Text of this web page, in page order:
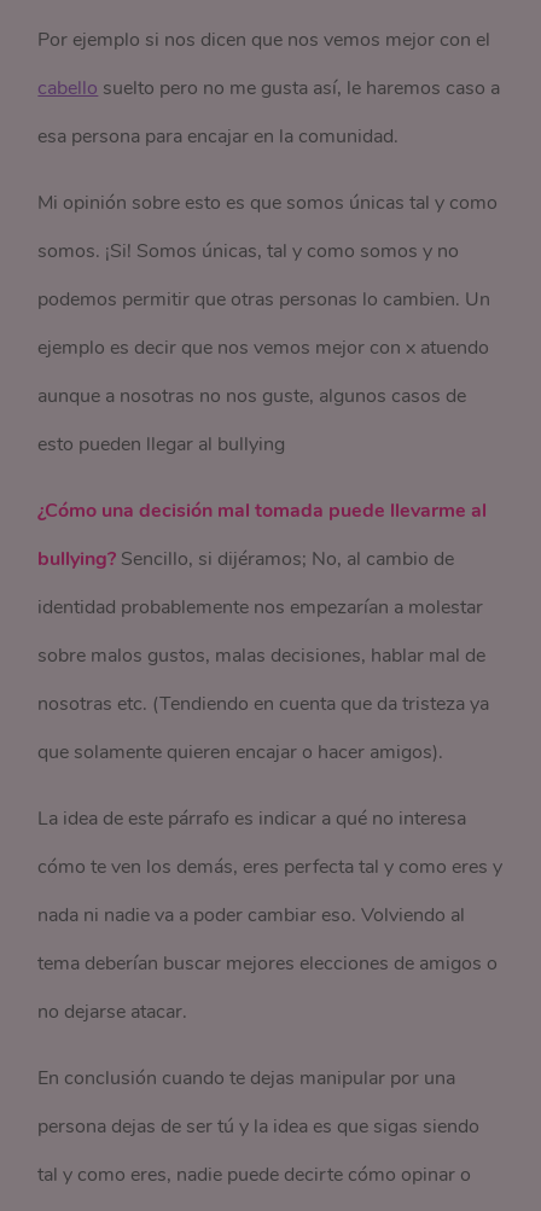
Por ejemplo si nos dicen que nos vemos mejor con el
cabello suelto pero no me gusta así, le haremos caso a
esa persona para encajar en la comunidad.
Mi opinión sobre esto es que somos únicas tal y como
somos. ¡Si! Somos únicas, tal y como somos y no
podemos permitir que otras personas lo cambien. Un
ejemplo es decir que nos vemos mejor con x atuendo
aunque a nosotras no nos guste, algunos casos de
esto pueden llegar al bullying
¿Cómo una decisión mal tomada puede llevarme al
bullying? Sencillo, si dijéramos; No, al cambio de
identidad probablemente nos empezarían a molestar
sobre malos gustos, malas decisiones, hablar mal de
nosotras etc. (Tendiendo en cuenta que da tristeza ya
que solamente quieren encajar o hacer amigos).
La idea de este párrafo es indicar a qué no interesa
cómo te ven los demás, eres perfecta tal y como eres y
nada ni nadie va a poder cambiar eso. Volviendo al
tema deberían buscar mejores elecciones de amigos o
no dejarse atacar.
En conclusión cuando te dejas manipular por una
persona dejas de ser tú y la idea es que sigas siendo
tal y como eres, nadie puede decirte cómo opinar o